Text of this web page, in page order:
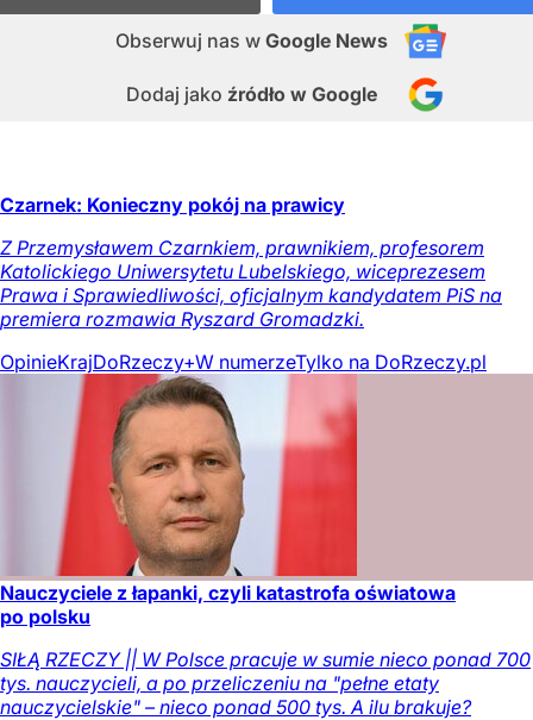
Obserwuj nas w Google News
Dodaj jako źródło w Google
Czarnek: Konieczny pokój na prawicy
Z Przemysławem Czarnkiem, prawnikiem, profesorem
Katolickiego Uniwersytetu Lubelskiego, wiceprezesem
Prawa i Sprawiedliwości, oficjalnym kandydatem PiS na
premiera rozmawia Ryszard Gromadzki.
OpinieKrajDoRzeczy+W numerzeTylko na DoRzeczy.pl
Nauczyciele z łapanki, czyli katastrofa oświatowa
po polsku
SIŁĄ RZECZY || W Polsce pracuje w sumie nieco ponad 700
tys. nauczycieli, a po przeliczeniu na "pełne etaty
nauczycielskie" – nieco ponad 500 tys. A ilu brakuje?